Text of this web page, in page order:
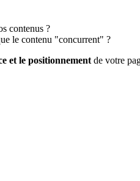
contenus ?
le contenu "concurrent" ?
et le positionnement de votre